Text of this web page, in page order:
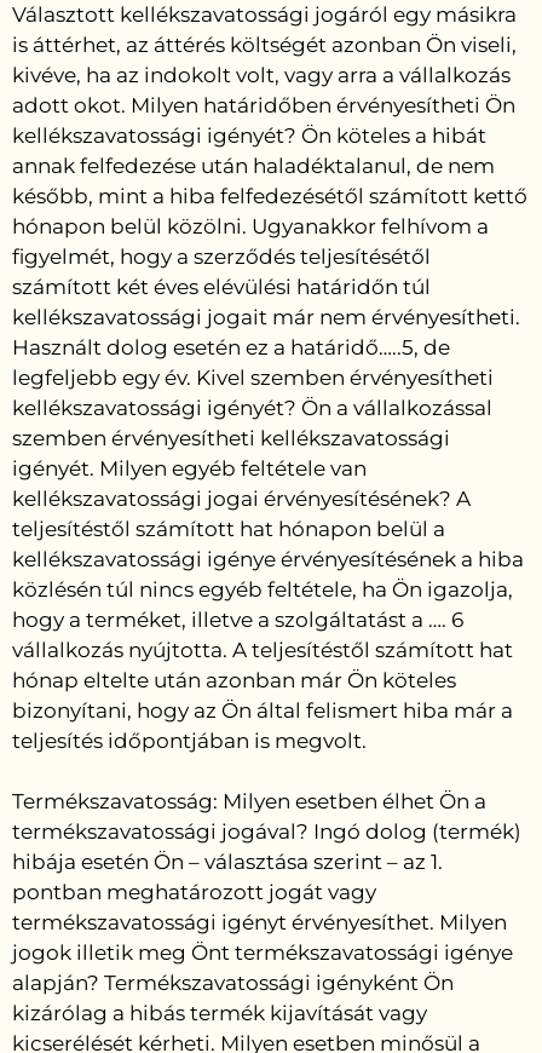
Választott kellékszavatossági jogáról egy másikra
is áttérhet, az áttérés költségét azonban Ön viseli,
kivéve, ha az indokolt volt, vagy arra a vállalkozás
adott okot. Milyen határidőben érvényesítheti Ön
kellékszavatossági igényét? Ön köteles a hibát
annak felfedezése után haladéktalanul, de nem
később, mint a hiba felfedezésétől számított kettő
hónapon belül közölni. Ugyanakkor felhívom a
figyelmét, hogy a szerződés teljesítésétől
számított két éves elévülési határidőn túl
kellékszavatossági jogait már nem érvényesítheti.
Használt dolog esetén ez a határidő…..5, de
legfeljebb egy év. Kivel szemben érvényesítheti
kellékszavatossági igényét? Ön a vállalkozással
szemben érvényesítheti kellékszavatossági
igényét. Milyen egyéb feltétele van
kellékszavatossági jogai érvényesítésének? A
teljesítéstől számított hat hónapon belül a
kellékszavatossági igénye érvényesítésének a hiba
közlésén túl nincs egyéb feltétele, ha Ön igazolja,
hogy a terméket, illetve a szolgáltatást a …. 6
vállalkozás nyújtotta. A teljesítéstől számított hat
hónap eltelte után azonban már Ön köteles
bizonyítani, hogy az Ön által felismert hiba már a
teljesítés időpontjában is megvolt.
Termékszavatosság: Milyen esetben élhet Ön a
termékszavatossági jogával? Ingó dolog (termék)
hibája esetén Ön – választása szerint – az 1.
pontban meghatározott jogát vagy
termékszavatossági igényt érvényesíthet. Milyen
jogok illetik meg Önt termékszavatossági igénye
alapján? Termékszavatossági igényként Ön
kizárólag a hibás termék kijavítását vagy
kicserélését kérheti. Milyen esetben minősül a